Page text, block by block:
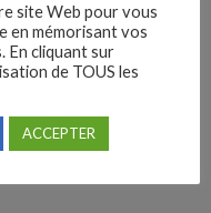
septembre 2026
site Web pour vous
en mémorisant vos
En cliquant sur
de TOUS les
ACCEPTER